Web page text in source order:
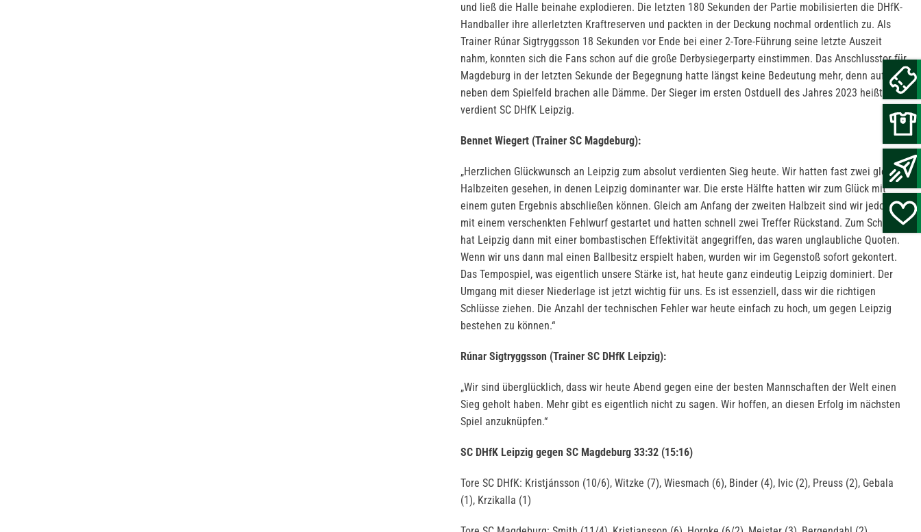
und ließ die Halle beinahe explodieren. Die letzten 180 Sekunden der Partie mobilisierten die DHfK-
Handballer ihre allerletzten Kraftreserven und packten in der Deckung nochmal ordentlich zu. Als
Trainer Rúnar Sigtryggsson 18 Sekunden vor Ende bei einer 2-Tore-Führung seine letzte Auszeit
nahm, konnten sich die Fans schon auf die große Derbysiegerparty einstimmen. Das Anschlusstor für
Magdeburg in der letzten Sekunde der Begegnung hatte längst keine Bedeutung mehr, denn auf und
neben dem Spielfeld brachen alle Dämme. Der Sieger im ersten Ostduell des Jahres 2023 heißt
verdient SC DHfK Leipzig.
Bennet Wiegert (Trainer SC Magdeburg):
„Herzlichen Glückwunsch an Leipzig zum absolut verdienten Sieg heute. Wir hatten fast zwei gleiche
Halbzeiten gesehen, in denen Leipzig dominanter war. Die erste Hälfte hatten wir zum Glück mit
einem guten Ergebnis abschließen können. Gleich am Anfang der zweiten Halbzeit sind wir jedoch
mit einem verschenkten Fehlwurf gestartet und hatten schnell zwei Treffer Rückstand. Zum Schluss
hat Leipzig dann mit einer bombastischen Effektivität angegriffen, das waren unglaubliche Quoten.
Wenn wir uns dann mal einen Ballbesitz erspielt haben, wurden wir im Gegenstoß sofort gekontert.
Das Tempospiel, was eigentlich unsere Stärke ist, hat heute ganz eindeutig Leipzig dominiert. Der
Umgang mit dieser Niederlage ist jetzt wichtig für uns. Es ist essenziell, dass wir die richtigen
Schlüsse ziehen. Die Anzahl der technischen Fehler war heute einfach zu hoch, um gegen Leipzig
bestehen zu können.“
Rúnar Sigtryggsson (Trainer SC DHfK Leipzig):
„Wir sind überglücklich, dass wir heute Abend gegen eine der besten Mannschaften der Welt einen
Sieg geholt haben. Mehr gibt es eigentlich nicht zu sagen. Wir hoffen, an diesen Erfolg im nächsten
Spiel anzuknüpfen.“
SC DHfK Leipzig gegen SC Magdeburg 33:32 (15:16)
Tore SC DHfK: Kristjánsson (10/6), Witzke (7), Wiesmach (6), Binder (4), Ivic (2), Preuss (2), Gebala
(1), Krzikalla (1)